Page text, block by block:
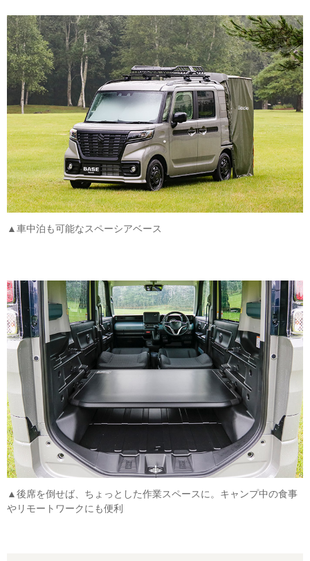
▲車中泊も可能なスペーシアベース
▲後席を倒せば、ちょっとした作業スペースに。キャンプ中の食事
やリモートワークにも便利